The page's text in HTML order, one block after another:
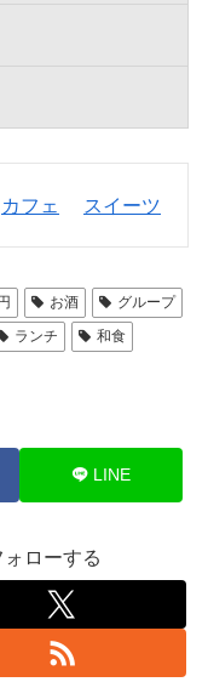
カフェ スイーツ
お酒
グループ
ランチ
和食
LINE
ローする